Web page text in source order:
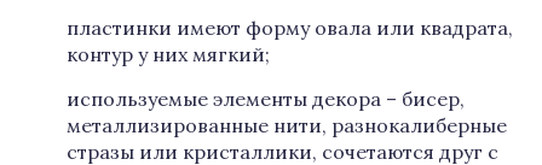
пластинки имеют форму овала или квадрата,
контур у них мягкий;
используемые элементы декора – бисер,
металлизированные нити, разнокалиберные
стразы или кристаллики, сочетаются друг с